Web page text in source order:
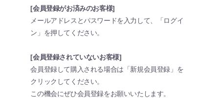
[会員登録がお済みのお客様]
メールアドレスとパスワードを入力して、「ログイ
ン」を押してください。
[会員登録されていないお客様]
会員登録して購入される場合は「新規会員登録」を
クリックしてください。
この機会にぜひ会員登録をお願いいたします。